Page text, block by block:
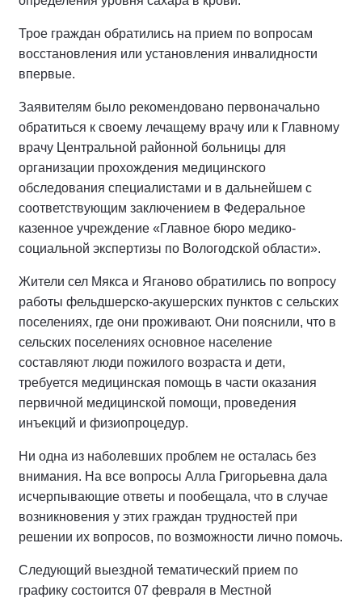
Трое граждан обратились на прием по вопросам
восстановления или установления инвалидности
впервые.
Заявителям было рекомендовано первоначально
обратиться к своему лечащему врачу или к Главному
врачу Центральной районной больницы для
организации прохождения медицинского
обследования специалистами и в дальнейшем с
соответствующим заключением в Федеральное
казенное учреждение «Главное бюро медико-
социальной экспертизы по Вологодской области».
Жители сел Мякса и Яганово обратились по вопросу
работы фельдшерско-акушерских пунктов с сельских
поселениях, где они проживают. Они пояснили, что в
сельских поселениях основное население
составляют люди пожилого возраста и дети,
требуется медицинская помощь в части оказания
первичной медицинской помощи, проведения
инъекций и физиопроцедур.
Ни одна из наболевших проблем не осталась без
внимания. На все вопросы Алла Григорьевна дала
исчерпывающие ответы и пообещала, что в случае
возникновения у этих граждан трудностей при
решении их вопросов, по возможности лично помочь.
Следующий выездной тематический прием по
графику состоится 07 февраля в Местной